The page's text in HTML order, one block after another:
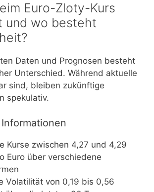
Euro-Zloty-Kurs
und wo besteht
Daten und Prognosen besteht
Unterschied. Während aktuelle
sind, bleiben zukünftige
spekulativ.
Kurse zwischen 4,27 und 4,29
Euro über verschiedene
Volatilität von 0,19 bis 0,56